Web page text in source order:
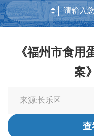
《福州市食用
案
来源:长乐区
查